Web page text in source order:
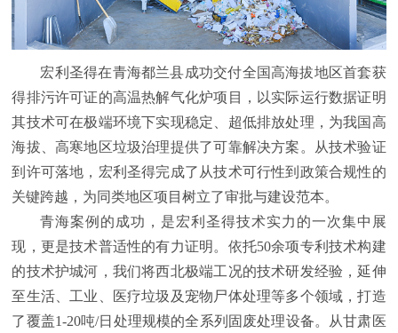
宏利圣得在青海都兰县成功交付全国高海拔地区首套获
得排污许可证的高温热解气化炉项目，以实际运行数据证明
其技术可在极端环境下实现稳定、超低排放处理，为我国高
海拔、高寒地区垃圾治理提供了可靠解决方案。从技术验证
到许可落地，宏利圣得完成了从技术可行性到政策合规性的
关键跨越，为同类地区项目树立了审批与建设范本。
青海案例的成功，是宏利圣得技术实力的一次集中展
现，更是技术普适性的有力证明。依托50余项专利技术构建
的技术护城河，我们将西北极端工况的技术研发经验，延伸
至生活、工业、医疗垃圾及宠物尸体处理等多个领域，打造
了覆盖1-20吨/日处理规模的全系列固废处理设备。从甘肃医